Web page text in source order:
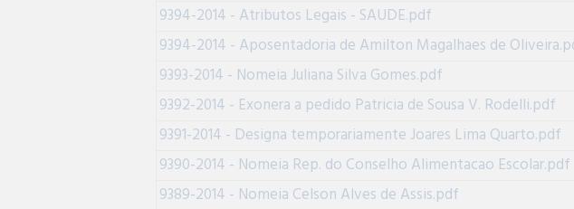
9394-2014 - Atributos Legais - SAUDE.pdf
9394-2014 - Aposentadoria de Amilton Magalhaes de
9393-2014 - Nomeia Juliana Silva Gomes.pdf
9392-2014 - Exonera a pedido Patricia de Sousa V. Rodelli.pdf
9391-2014 - Designa temporariamente Joares Lima Quarto.pdf
9390-2014 - Nomeia Rep. do Conselho Alimentacao Escolar.pdf
9389-2014 - Nomeia Celson Alves de Assis.pdf